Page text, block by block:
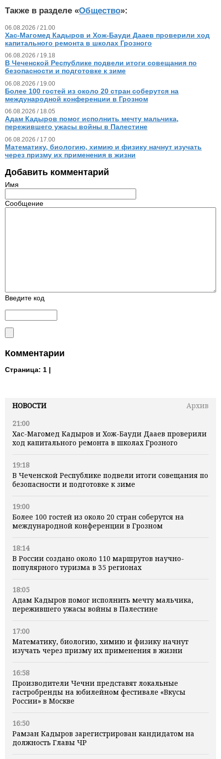
НОВОСТИ
Архив
21:00
Хас-Магомед Кадыров и Хож-Бауди Дааев проверили
ход капитального ремонта в школах Грозного
19:18
В Чеченской Республике подвели итоги совещания по
безопасности и подготовке к зиме
19:00
Более 100 гостей из около 20 стран соберутся на
международной конференции в Грозном
18:14
В России создано около 110 маршрутов научно-
популярного туризма в 35 регионах
18:05
Адам Кадыров помог исполнить мечту мальчика,
пережившего ужасы войны в Палестине
17:00
Математику, биологию, химию и физику начнут
изучать через призму их применения в жизни
16:58
Производители Чечни представят локальные
гастробренды на юбилейном фестивале «Вкусы
России» в Москве
16:50
Рамзан Кадыров зарегистрирован кандидатом на
должность Главы ЧР
Также в разделе «Общество»:
06.08.2026 / 21.00
Хас-Магомед Кадыров и Хож-Бауди Дааев проверили ход
капитального ремонта в школах Грозного
06.08.2026 / 19.18
В Чеченской Республике подвели итоги совещания по
безопасности и подготовке к зиме
06.08.2026 / 19.00
Более 100 гостей из около 20 стран соберутся на
международной конференции в Грозном
06.08.2026 / 18.05
Адам Кадыров помог исполнить мечту мальчика,
пережившего ужасы войны в Палестине
06.08.2026 / 17.00
Математику, биологию, химию и физику начнут изучать
через призму их применения в жизни
Добавить комментарий
Имя
Сообщение
Введите код
Комментарии
Страница: 1 |